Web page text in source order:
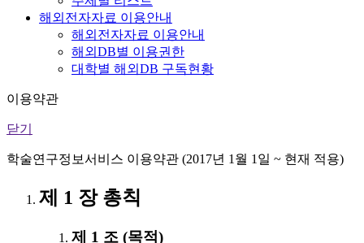
해외전자자료 이용안내
해외전자자료 이용안내
해외DB별 이용권한
대학별 해외DB 구독현황
이용약관
닫기
학술연구정보서비스 이용약관 (2017년 1월 1일 ~ 현재 적용)
제 1 장 총칙
제 1 조 (목적)